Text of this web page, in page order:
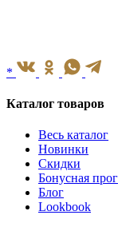
*
Каталог товаров
Весь каталог
Новинки
Скидки
Бонусная
Блог
Lookbook